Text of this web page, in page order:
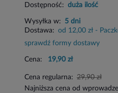
Dostępność: duża ilość
Wysyłka w:
5 dni
Dostawa: od 12,00 zł -
sprawdź formy dostawy
Cena: 19,90 zł
Cena regularna: 29,90 zł
Najniższa cena od